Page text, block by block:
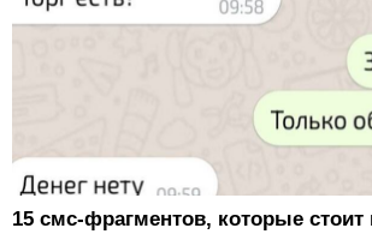
15 смс-фрагментов, которые стоит